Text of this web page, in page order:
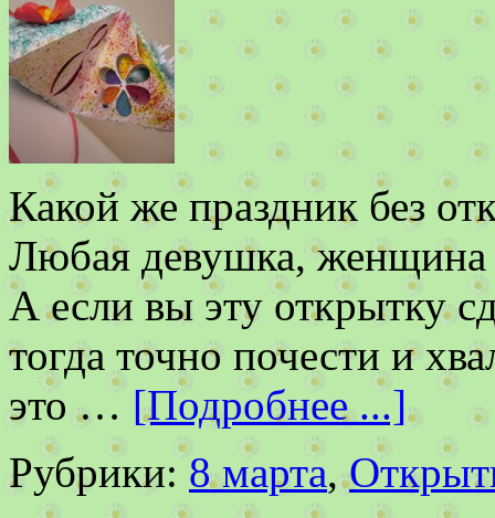
Какой же праздник без
Любая девушка, женщина
А если вы эту открытку
тогда точно почести и
это … [Подробнее ...]
Рубрики: 8 марта,